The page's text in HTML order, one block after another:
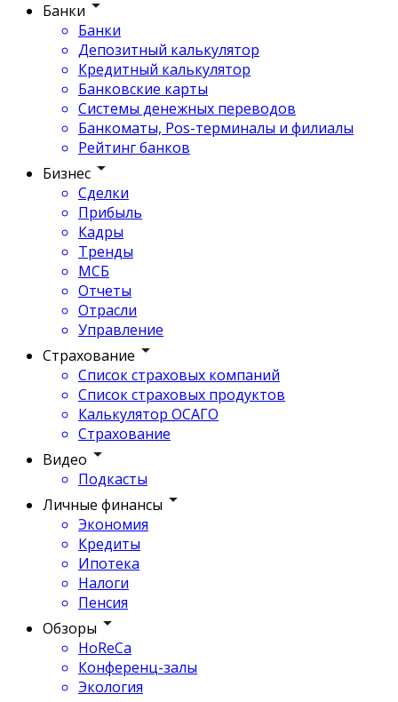
Банки
Банки
Депозитный калькулятор
Кредитный калькулятор
Банковские карты
Системы денежных переводов
Банкоматы, Pos-терминалы и филиалы
Рейтинг банков
Бизнес
Сделки
Прибыль
Кадры
Тренды
МСБ
Отчеты
Отрасли
Управление
Страхование
Список страховых компаний
Список страховых продуктов
Калькулятор ОСАГО
Страхование
Видео
Подкасты
Личные финансы
Экономия
Кредиты
Ипотека
Налоги
Пенсия
Обзоры
HoReCa
Конференц-залы
Экология